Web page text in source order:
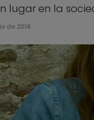
lugar en la
de 2016